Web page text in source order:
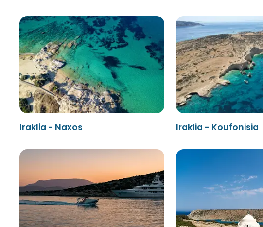
Iraklia - Naxos Iraklia - Koufonisia